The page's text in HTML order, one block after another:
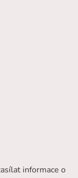
informace o